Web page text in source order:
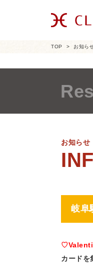
TOP お知ら
お知らせ
岐阜
カードを